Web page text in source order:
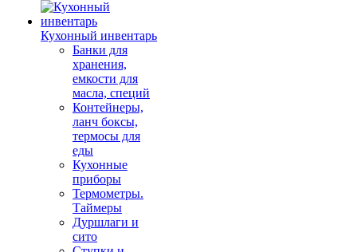
Кухонный инвентарь
Банки для
хранения,
емкости для
масла, специй
Контейнеры,
ланч боксы,
термосы для
еды
Кухонные
приборы
Термометры.
Таймеры
Дуршлаги и
сито